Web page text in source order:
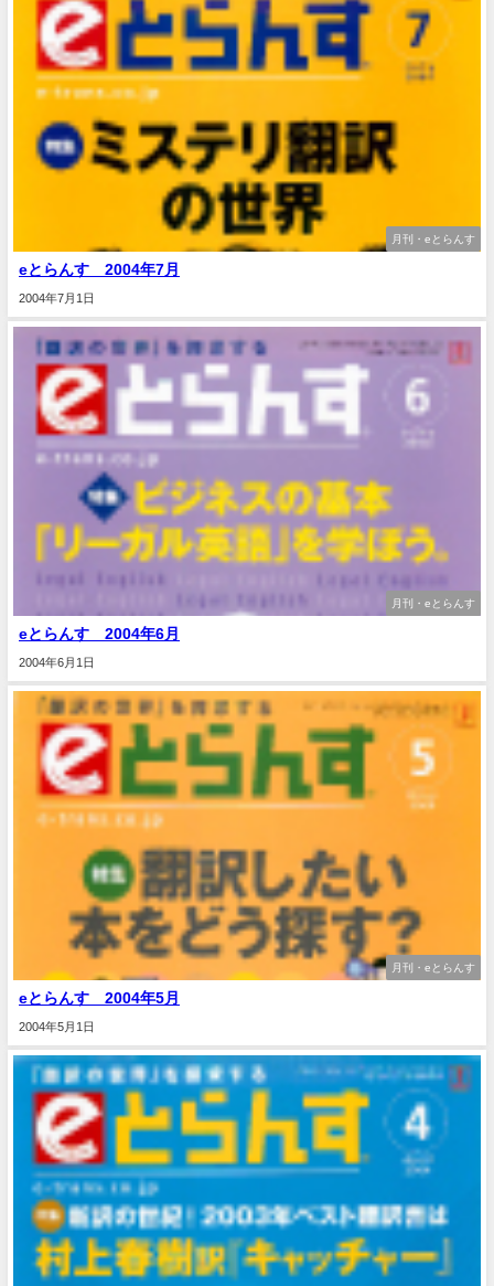
月刊・eとらんす
eとらんす 2004年7月
2004年7月1日
月刊・eとらんす
eとらんす 2004年6月
2004年6月1日
月刊・eとらんす
eとらんす 2004年5月
2004年5月1日